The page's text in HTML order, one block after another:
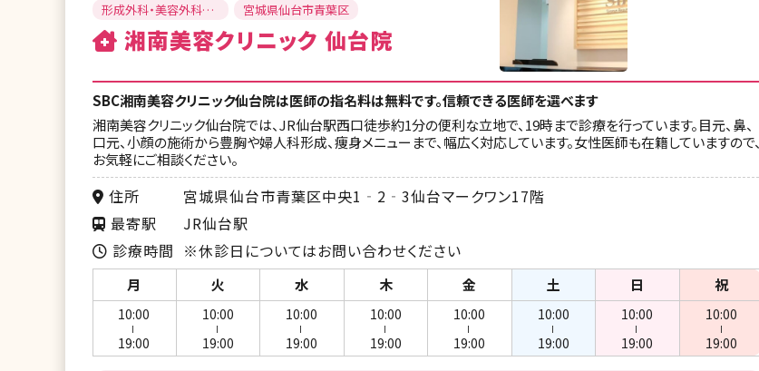
形成外科・美容外科・
美容外科・美容皮膚科
宮城県仙台市青葉区
湘南美容クリニック 仙台院
SBC湘南美容クリニック仙台院は医師の指名料は無料です。信頼できる医師を選べます
湘南美容クリニック仙台院では、JR仙台駅西口徒歩約1分の便利な立地で、19時まで診療を行っています。目元、鼻、
口元、小顔の施術から豊胸や婦人科形成、痩身メニューまで、幅広く対応しています。女性医師も在籍していますので、
お気軽にご相談ください。
住所
宮城県仙台市青葉区中央1‐2‐3仙台マークワン17階
最寄駅
JR仙台駅
診療時間 ※休診日についてはお問い合わせください
月 火 水 木 金 土 日 祝
10:00
19:00
10:00
19:00
10:00
19:00
10:00
19:00
10:00
19:00
10:00
19:00
10:00
19:00
10:00
19:00